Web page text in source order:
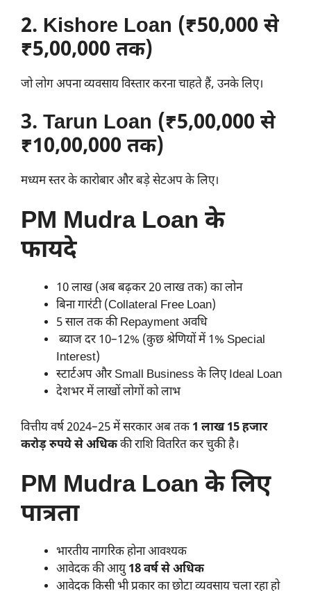
2. Kishore Loan (₹50,000 से
₹5,00,000 तक)
जो लोग अपना व्यवसाय विस्तार करना चाहते हैं, उनके लिए।
3. Tarun Loan (₹5,00,000 से
₹10,00,000 तक)
मध्यम स्तर के कारोबार और बड़े सेटअप के लिए।
PM Mudra Loan के
फायदे
10 लाख (अब बढ़कर 20 लाख तक) का लोन
बिना गारंटी (Collateral Free Loan)
5 साल तक की Repayment अवधि
ब्याज दर 10–12% (कुछ श्रेणियों में 1% Special
Interest)
स्टार्टअप और Small Business के लिए Ideal Loan
देशभर में लाखों लोगों को लाभ
वित्तीय वर्ष 2024–25 में सरकार अब तक1 लाख 15 हजार
करोड़ रुपये से अधिककी राशि वितरित कर चुकी है।
PM Mudra Loan के लिए
पात्रता
भारतीय नागरिक होना आवश्यक
आवेदक की आयु18 वर्ष से अधिक
आवेदक किसी भी प्रकार का छोटा व्यवसाय चला रहा हो